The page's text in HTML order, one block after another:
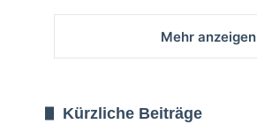
Mehr anzeigen
Kürzliche Beiträge